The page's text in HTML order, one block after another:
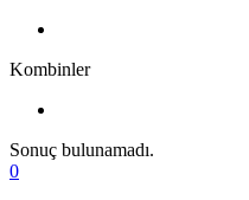
Kombinler
Sonuç bulunamadı.
0